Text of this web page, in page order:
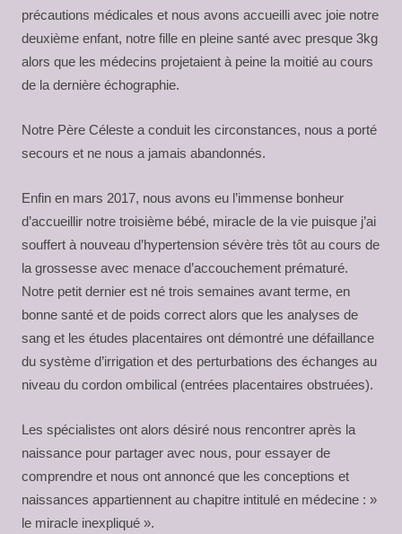
précautions médicales et nous avons accueilli avec joie notre
deuxième enfant, notre fille en pleine santé avec presque 3kg
alors que les médecins projetaient à peine la moitié au cours
de la dernière échographie.
Notre Père Céleste a conduit les circonstances, nous a porté
secours et ne nous a jamais abandonnés.
Enfin en mars 2017, nous avons eu l’immense bonheur
d’accueillir notre troisième bébé, miracle de la vie puisque j’ai
souffert à nouveau d’hypertension sévère très tôt au cours de
la grossesse avec menace d’accouchement prématuré.
Notre petit dernier est né trois semaines avant terme, en
bonne santé et de poids correct alors que les analyses de
sang et les études placentaires ont démontré une défaillance
du système d’irrigation et des perturbations des échanges au
niveau du cordon ombilical (entrées placentaires obstruées).
Les spécialistes ont alors désiré nous rencontrer après la
naissance pour partager avec nous, pour essayer de
comprendre et nous ont annoncé que les conceptions et
naissances appartiennent au chapitre intitulé en médecine : »
le miracle inexpliqué ».